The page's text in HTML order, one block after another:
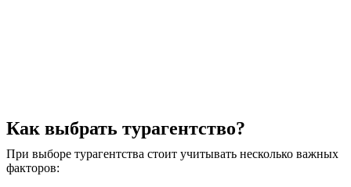
Как выбрать турагентство?
При выборе турагентства стоит учитывать несколько важных
факторов: